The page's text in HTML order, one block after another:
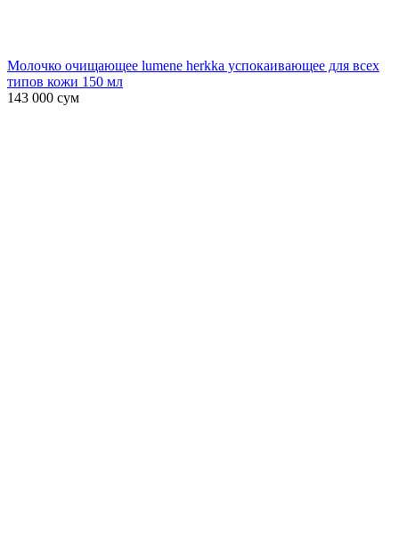
Молочко очищающее lumene herkka успокаивающее для всех
типов кожи 150 мл
143 000 сум